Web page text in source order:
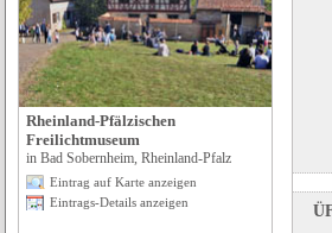
Rheinland-Pfälzischen
Freilichtmuseum
in Bad Sobernheim, Rheinland-Pfalz
Eintrag auf Karte anzeigen
Eintrags-Details anzeigen